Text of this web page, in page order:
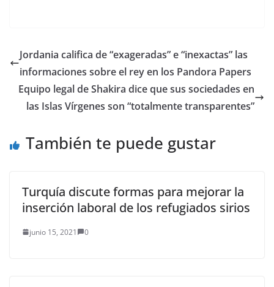
ocultaron activos en
que en algunos casos
pudo tener fines de
evasión fiscal,…
Jordania califica de “exageradas” e “inexactas” las
informaciones sobre el rey en los Pandora Papers
Equipo legal de Shakira dice que sus sociedades en
las Islas Vírgenes son “totalmente transparentes”
También te puede gustar
Turquía discute formas para mejorar la
inserción laboral de los refugiados sirios
junio 15, 2021 0